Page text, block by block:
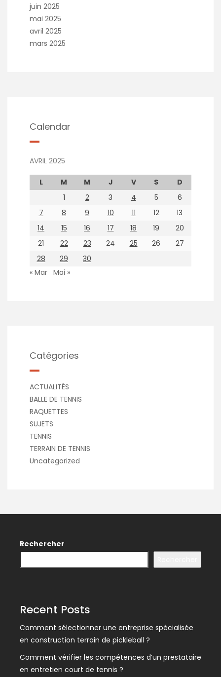
juin 2025
mai 2025
avril 2025
mars 2025
Calendar
AVRIL 2025
L M M J V S
D
1
2 3 4 5
6
7
8 9 10 11 12
13
14
15 16 17 18 19
20
21
22 23 24 25 26
27
28
29
30
« Mar Mai »
Catégories
ACTUALITÉS
BALLE DE TENNIS
RAQUETTES
SUJETS
TENNIS
TERRAIN DE TENNIS
Uncategorized
Rechercher
Recent Posts
Comment sélectionner une entreprise spécialisée
en construction terrain de pickleball ?
Comment vérifier les compétences d’un prestataire
en entretien court de tennis ?